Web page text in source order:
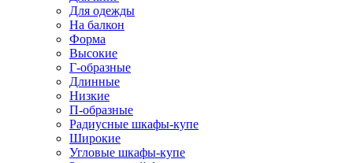
Для одежды
На балкон
Форма
Высокие
Г-образные
Длинные
Низкие
П-образные
Радиусные шкафы-купе
Широкие
Угловые шкафы-купе